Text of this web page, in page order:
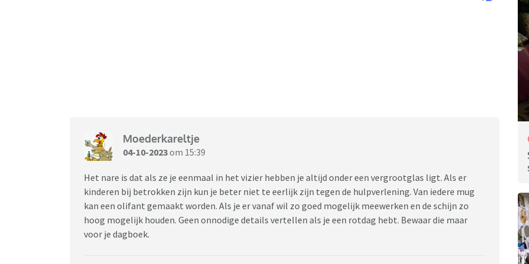
Moederkareltje
04-10-2023om 15:39
Het nare is dat als ze je eenmaal in het vizier hebben je altijd onder een vergrootglas ligt. Als er
kinderen bij betrokken zijn kun je beter niet te eerlijk zijn tegen de hulpverlening. Van iedere mug
kan een olifant gemaakt worden. Als je er vanaf wil zo goed mogelijk meewerken en de schijn zo
hoog mogelijk houden. Geen onnodige details vertellen als je een rotdag hebt. Bewaar die maar
voor je dagboek.